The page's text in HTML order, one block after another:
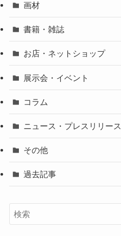
画材
書籍・雑誌
お店・ネットショップ
展示会・イベント
コラム
ニュース・プレスリリース
その他
過去記事